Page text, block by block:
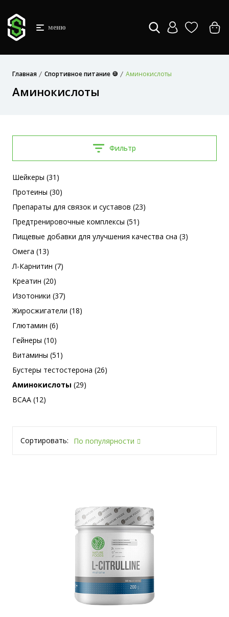
меню
Главная Спортивное питание 🍪 Аминокислоты
Аминокислоты
Фильтр
Шейкеры (31)
Протеины (30)
Препараты для связок и суставов (23)
Предтренировочные комплексы (51)
Пищевые добавки для улучшения качества сна (3)
Омега (13)
Л-Карнитин (7)
Креатин (20)
Изотоники (37)
Жиросжигатели (18)
Глютамин (6)
Гейнеры (10)
Витамины (51)
Бустеры тестостерона (26)
Аминокислоты (29)
BCAA (12)
Сортировать: По популярности